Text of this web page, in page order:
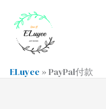
ELuyee » PayPal付款
索